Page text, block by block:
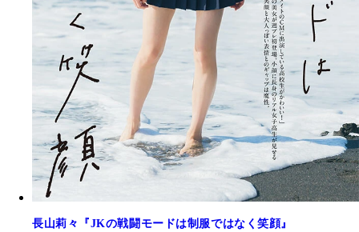
長山莉々『JKの戦闘モードは制服ではなく笑顔』